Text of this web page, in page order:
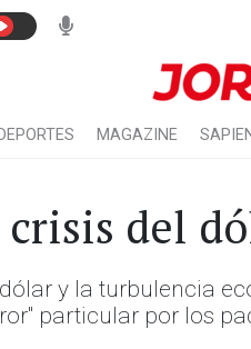
DEPORTES MAGAZINE
del
y la turbulencia
particular por los